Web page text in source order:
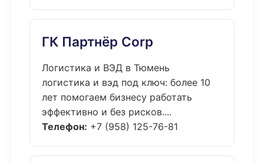
ГК Партнёр Corp
Логистика и ВЭД в Тюмень
логистика и вэд под ключ: более 10
лет помогаем бизнесу работать
эффективно и без рисков....
Телефон: +7 (958) 125-76-81